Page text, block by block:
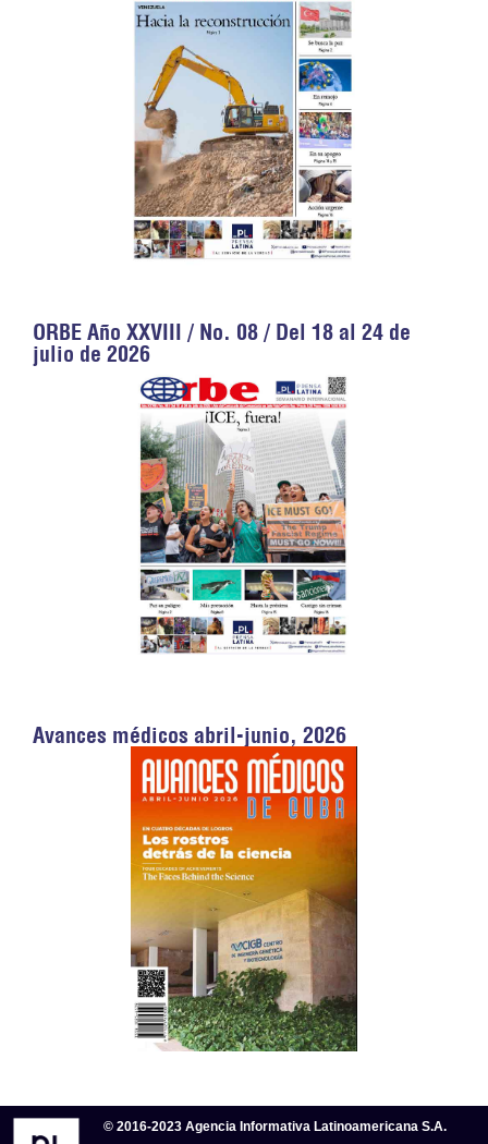
ORBE Año XXVIII / No. 08 / Del 18 al 24 de
julio de 2026
Avances médicos abril-junio, 2026
© 2016-2023 Agencia Informativa Latinoamericana S.A.